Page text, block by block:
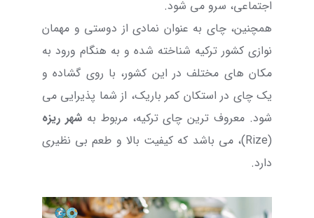
اجتماعی، سرو می شود.
همچنین، چای به عنوان نمادی از دوستی و مهمان
نوازی کشور ترکیه شناخته شده و به هنگام ورود به
مکان های مختلف در این کشور، با روی گشاده و
یک چای در استکان کمر باریک، از شما پذیرایی می
شود. معروف ترین چای ترکیه، مربوط بهشهر ریزه
(
Rize)، می باشد که کیفیت بالا و طعم بی نظیری
دارد.